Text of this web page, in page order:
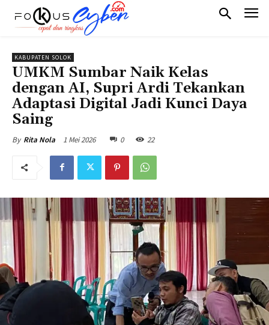
KABUPATEN SOLOK
UMKM Sumbar Naik Kelas
dengan AI, Supri Ardi Tekankan
Adaptasi Digital Jadi Kunci Daya
Saing
By Rita Nola 1 Mei 2026 0 22